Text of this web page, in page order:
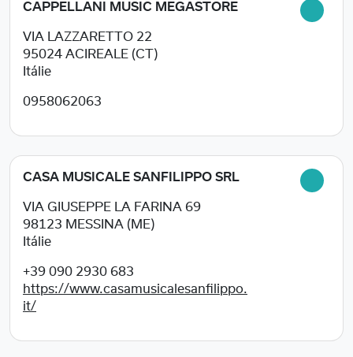
CAPPELLANI MUSIC MEGASTORE
VIA LAZZARETTO 22
95024 ACIREALE (CT)
Itálie
0958062063
CASA MUSICALE SANFILIPPO SRL
VIA GIUSEPPE LA FARINA 69
98123 MESSINA (ME)
Itálie
+39 090 2930 683
https://www.casamusicalesanfilippo.
it/